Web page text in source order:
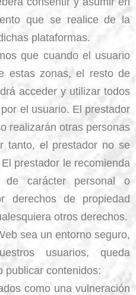
que se realice de la
plataformas.
que cuando el usuario
estas zonas, el resto de
acceder y utilizar todos
el usuario. El prestador
realizarán otras personas
tanto, el prestador no se
prestador le recomienda
carácter personal o
derechos de propiedad
otros derechos.
sea un entorno seguro,
usuarios, queda
publicar contenidos:
como una vulneración